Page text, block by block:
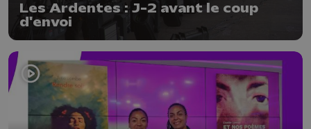
Les Ardentes : J-2 avant le coup
d'envoi